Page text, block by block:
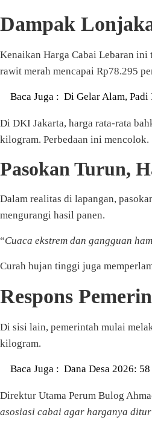
Dampak
Kenaikan Harga Cabai Lebaran
rawit merah mencapai Rp78.295
Baca Juga : Di Gelar Alam, Padi
Di DKI Jakarta, harga rata-rata
kilogram. Perbedaan ini mencolok.
Pasokan Turun,
Dalam realitas di lapangan,
mengurangi hasil panen.
“Cuaca ekstrem dan gangguan
Curah hujan tinggi juga
Respons
Di sisi lain, pemerintah mulai
kilogram.
Baca Juga : Dana Desa 2026:
Direktur Utama Perum Bulog
asosiasi cabai agar harganya